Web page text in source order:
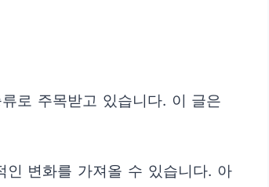
로 주목받고 있습니다. 이 글은
변화를 가져올 수 있습니다. 아